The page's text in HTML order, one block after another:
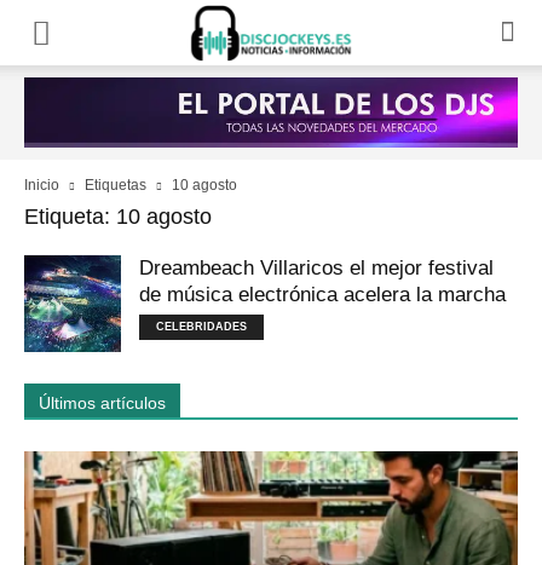
Inicio Etiquetas 10 agosto
Etiqueta: 10 agosto
Dreambeach Villaricos el mejor festival
de música electrónica acelera la marcha
CELEBRIDADES
Últimos artículos